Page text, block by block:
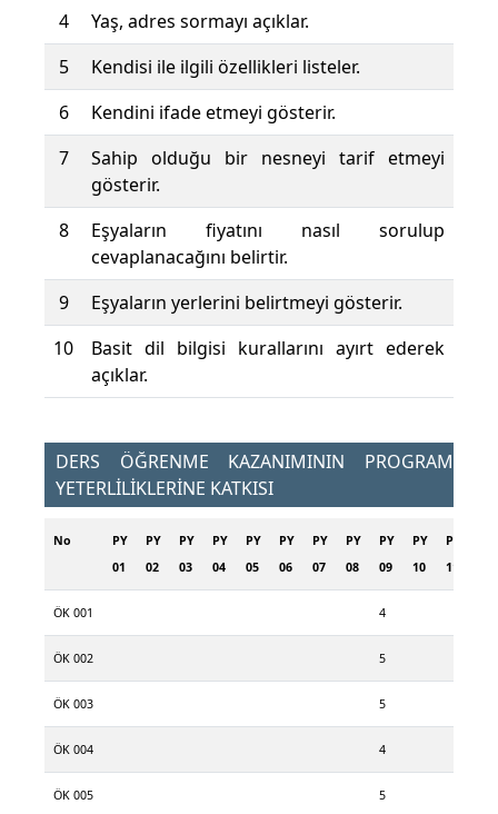
4
Yaş, adres sormayı açıklar.
5
Kendisi ile ilgili özellikleri listeler.
6
Kendini ifade etmeyi gösterir.
7
Sahip olduğu bir nesneyi tarif etmeyi
gösterir.
8
Eşyaların fiyatını nasıl sorulup
cevaplanacağını belirtir.
9
Eşyaların yerlerini belirtmeyi gösterir.
10
Basit dil bilgisi kurallarını ayırt ederek
açıklar.
DERS ÖĞRENME KAZANIMININ PROGRAM
YETERLİLİKLERİNE KATKISI
No
PY
01
PY
02
PY
03
PY
04
PY
05
PY
06
PY
07
PY
08
PY
09
PY
10
PY
11
ÖK 001 4
ÖK 002 5
ÖK 003 5
ÖK 004 4
ÖK 005 5